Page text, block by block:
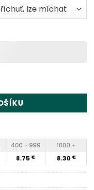
Vape Wholesale
400 - 999
1000 +
8.75 € 8.30 €